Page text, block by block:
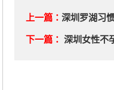
上一篇： 深圳罗湖习
下一篇： 深圳女性不